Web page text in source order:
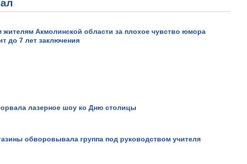
жителям Акмолинской области за плохое чувство юмора
до 7 лет заключения
лазерное шоу ко Дню столицы
обворовывала группа под руководством учителя